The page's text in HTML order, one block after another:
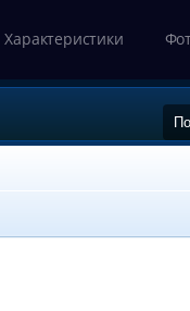
Характеристики